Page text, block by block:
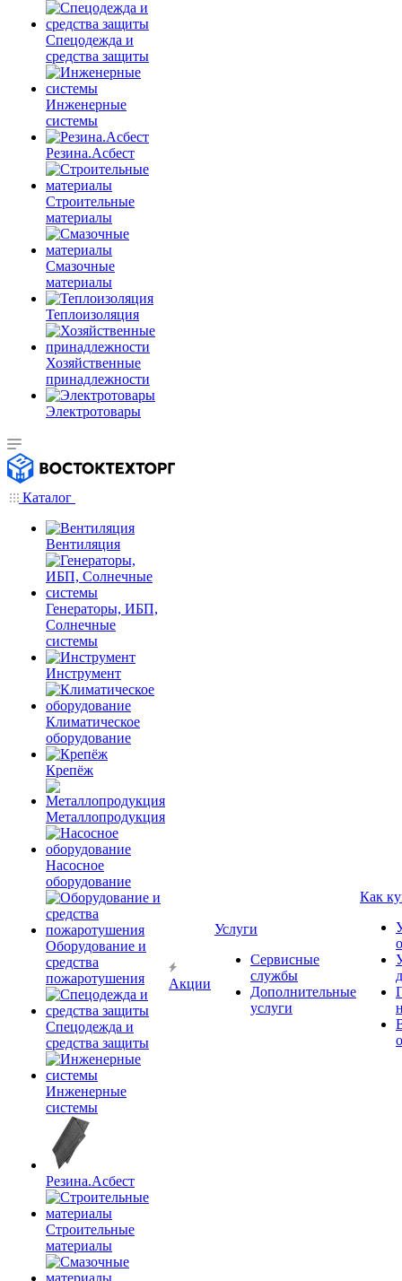
Спецодежда и
средства защиты
Инженерные
системы
Резина.Асбест
Строительные
материалы
Смазочные
материалы
Теплоизоляция
Хозяйственные
принадлежности
Электротовары
Каталог
Вентиляция
Генераторы, ИБП,
Солнечные
системы
Инструмент
Климатическое
оборудование
Крепёж
Металлопродукция
Насосное
оборудование
Оборудование и
средства
пожаротушения
Спецодежда и
средства защиты
Инженерные
системы
Резина.Асбест
Строительные
материалы
Акции
Услуги
Сервисные
службы
Дополнительные
услуги
Как